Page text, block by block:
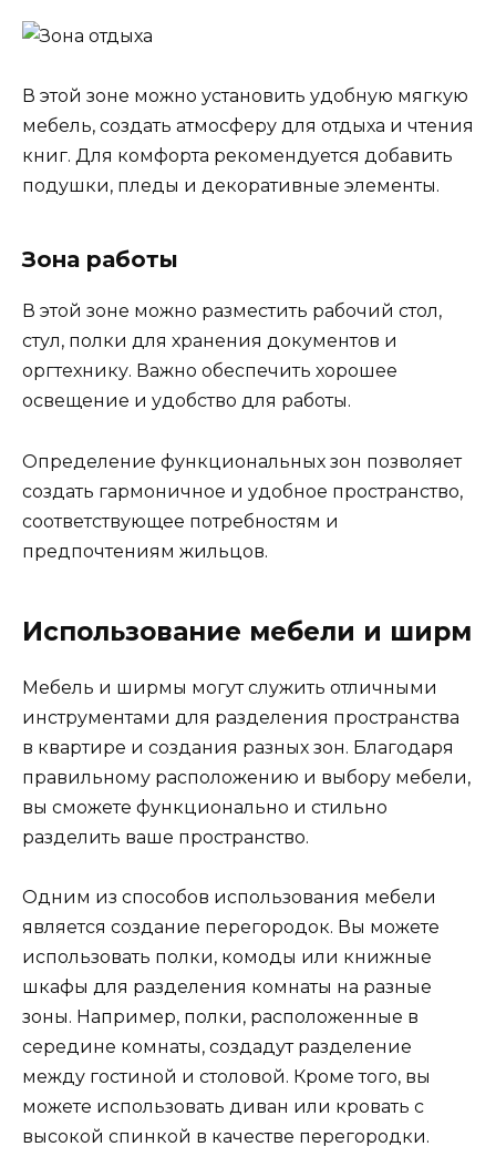
В этой зоне можно установить удобную мягкую
мебель, создать атмосферу для отдыха и чтения
книг. Для комфорта рекомендуется добавить
подушки, пледы и декоративные элементы.
Зона работы
В этой зоне можно разместить рабочий стол,
стул, полки для хранения документов и
оргтехнику. Важно обеспечить хорошее
освещение и удобство для работы.
Определение функциональных зон позволяет
создать гармоничное и удобное пространство,
соответствующее потребностям и
предпочтениям жильцов.
Использование мебели и ширм
Мебель и ширмы могут служить отличными
инструментами для разделения пространства
в квартире и создания разных зон. Благодаря
правильному расположению и выбору мебели,
вы сможете функционально и стильно
разделить ваше пространство.
Одним из способов использования мебели
является создание перегородок. Вы можете
использовать полки, комоды или книжные
шкафы для разделения комнаты на разные
зоны. Например, полки, расположенные в
середине комнаты, создадут разделение
между гостиной и столовой. Кроме того, вы
можете использовать диван или кровать с
высокой спинкой в качестве перегородки.